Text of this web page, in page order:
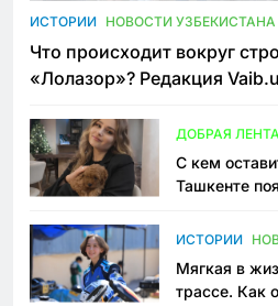
ИСТОРИИ НОВОСТИ УЗБЕКИСТАНА
Что происходит вокруг
«Лолазор»? Редакция
ДОБРАЯ ЛЕНТА
С кем
Ташкенте
ИСТОРИИ
Мягкая в
трассе. Как